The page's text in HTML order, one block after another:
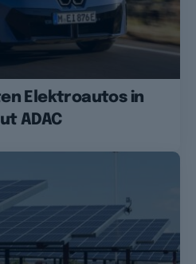
Elektroautos in
ADAC